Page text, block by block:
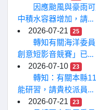
因應颱風與豪雨
中積水容器增加，請...
2026-07-21
25
轉知有關海洋委
創意短影音競賽」已...
2026-07-10
23
轉知：有關本縣
能研習，請貴校派員...
2026-07-21
23